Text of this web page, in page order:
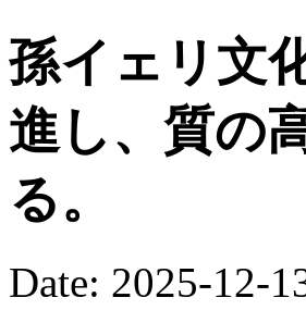
孫イェリ文
進し、質の
る。
Date: 2025-12-